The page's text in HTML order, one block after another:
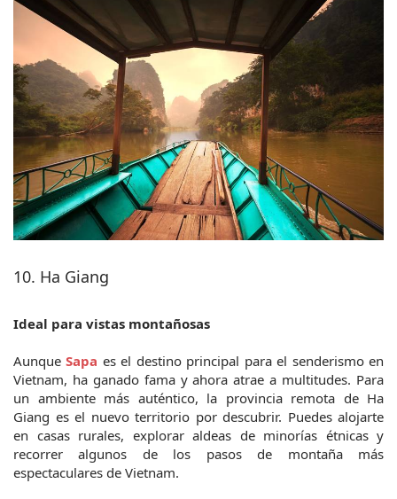
10. Ha Giang
Ideal para vistas montañosas
Aunque Sapa es el destino principal para el senderismo en
Vietnam, ha ganado fama y ahora atrae a multitudes. Para
un ambiente más auténtico, la provincia remota de Ha
Giang es el nuevo territorio por descubrir. Puedes alojarte
en casas rurales, explorar aldeas de minorías étnicas y
recorrer algunos de los pasos de montaña más
espectaculares de Vietnam.